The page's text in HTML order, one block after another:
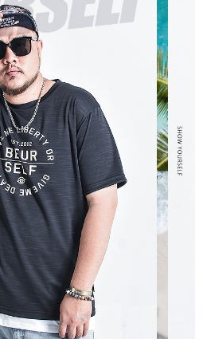
個人資料，並將交易相關給付款項請求債
覽以下網址：
定代理人或監護人之同意方可使用
申辦者引起之損失，本公司不負相關責
將依據個別帳號之用戶狀況，依本公司即
有額度不足之情形，本公司將視審查結果
他人資訊註冊。若發現惡意使用之情形，
該用戶之使用額度並採取法律行動。